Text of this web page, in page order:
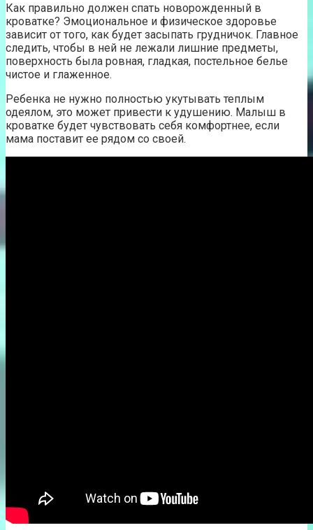
Как правильно должен спать новорожденный в
кроватке? Эмоциональное и физическое здоровье
зависит от того, как будет засыпать грудничок. Главное
следить, чтобы в ней не лежали лишние предметы,
поверхность была ровная, гладкая, постельное белье
чистое и глаженное.
Ребенка не нужно полностью укутывать теплым
одеялом, это может привести к удушению. Малыш в
кроватке будет чувствовать себя комфортнее, если
мама поставит ее рядом со своей.